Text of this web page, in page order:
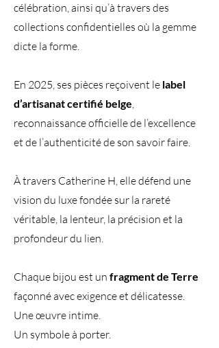
célébration, ainsi qu’à travers des
collections confidentielles où la gemme
dicte la forme.
En 2025, ses pièces reçoivent le label
d’artisanat certifié belge,
reconnaissance officielle de l’excellence
et de l’authenticité de son savoir faire.
À travers Catherine H, elle défend une
vision du luxe fondée sur la rareté
véritable, la lenteur, la précision et la
profondeur du lien.
Chaque bijou est un fragment de Terre
façonné avec exigence et délicatesse.
Une œuvre intime.
Un symbole à porter.